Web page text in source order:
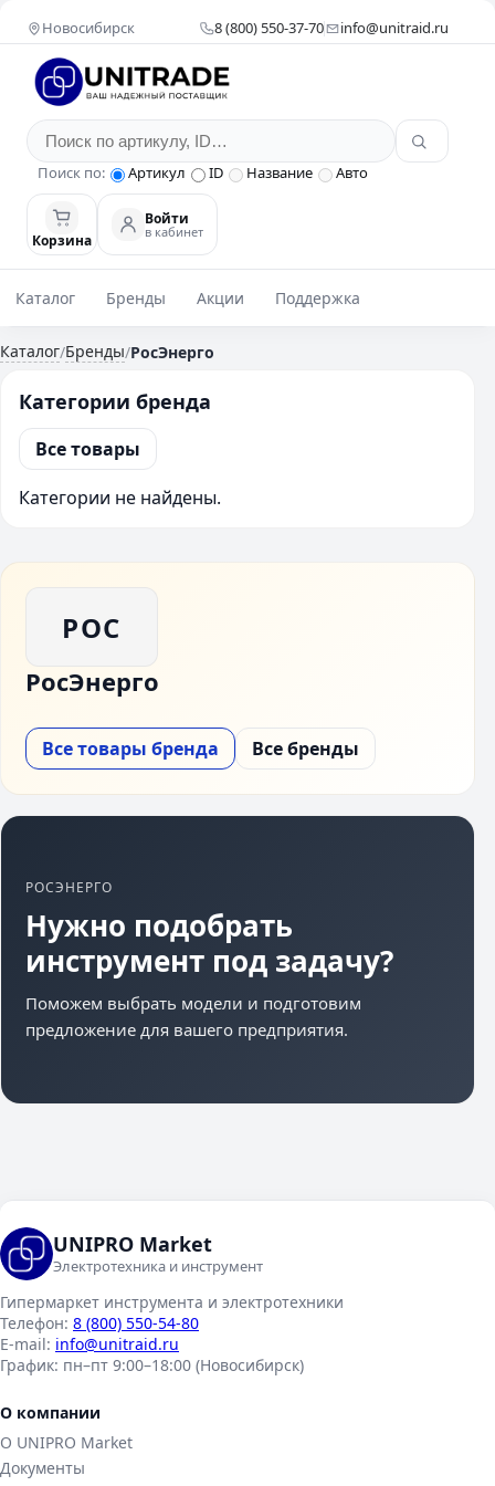
Новосибирск 8 (800) 550-37-70 info@unitraid.ru
Поиск по: Артикул ID Название Авто
Корзина
Войти
в кабинет
Каталог Бренды Акции Поддержка
Каталог/Бренды/РосЭнерго
Категории бренда
Все товары
Категории не найдены.
РОС
РосЭнерго
Все товары бренда Все бренды
РОСЭНЕРГО
Нужно подобрать
инструмент под задачу?
Поможем выбрать модели и подготовим
предложение для вашего предприятия.
UNIPRO Market
Электротехника и инструмент
Гипермаркет инструмента и электротехники
Телефон: 8 (800) 550-54-80
E-mail: info@unitraid.ru
График: пн–пт 9:00–18:00 (Новосибирск)
О компании
О UNIPRO Market
Документы